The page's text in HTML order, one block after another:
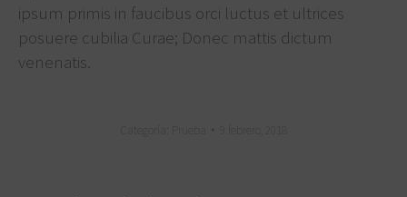
ipsum primis in faucibus orci luctus et ultrices
posuere cubilia Curae; Donec mattis dictum
venenatis.